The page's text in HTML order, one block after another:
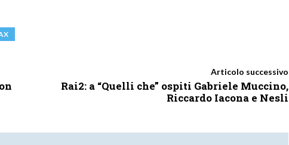
Articolo successivo
Rai2: a “Quelli che” ospiti Gabriele Muccino,
Riccardo Iacona e Nesli